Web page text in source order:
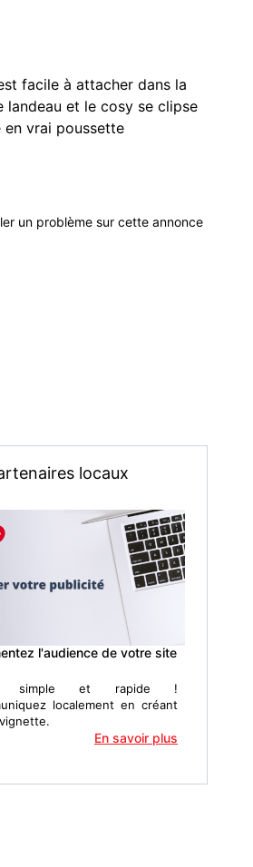
facile à attacher dans la
et le cosy se clipse
vrai poussette
un problème sur cette annonce
locaux
l'audience de votre site
simple et rapide !
localement en créant
En savoir plus